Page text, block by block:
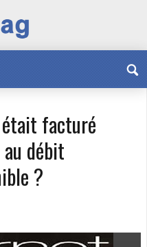
facturé
débit
?